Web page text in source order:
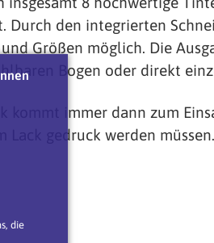
die
Durch den integrierten
Größen möglich. Die
Bogen oder direkt
kommt immer dann zum
Lack gedruck werden müssen.